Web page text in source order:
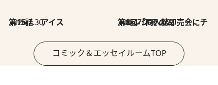
2026.7.30
第15話 アイス 2026.7.30
第8回「同人誌即売会にチャレンジ その2」
コミック＆エッセイルームTOP